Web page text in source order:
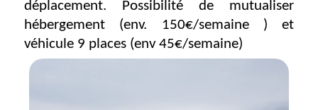
déplacement. Possibilité de mutualiser
hébergement (env. 150€/semaine ) et
véhicule 9 places (env 45€/semaine)